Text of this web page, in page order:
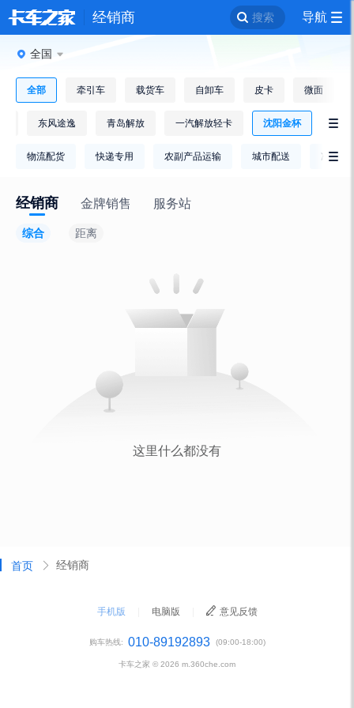
经销商 搜索 导航
全国
全部 牵引车 载货车 自卸车 皮卡 微面
东风途逸 青岛解放 一汽解放轻卡 沈阳金杯 
物流配货 快递专用 农副产品运输 城市配送 冷链运

经销商 金牌销售 服务站
综合 距离
首页 经销商
手机版 电脑版 意见反馈
购车热线: 010-89192893 (09:00-18:00)
卡车之家 © 2026 m.360che.com